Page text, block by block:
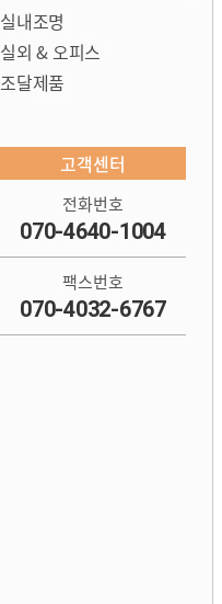
실내조명
실외 & 오피스
조달제품
고객센터
전화번호
070-4640-1004
팩스번호
070-4032-6767